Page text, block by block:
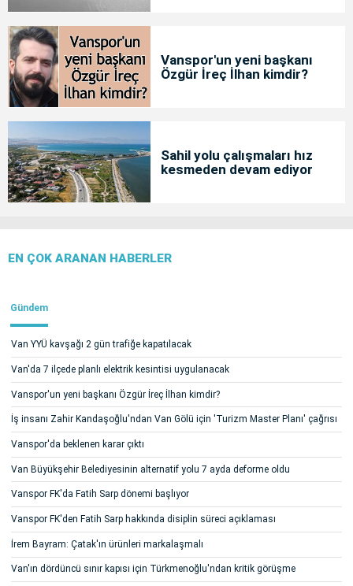
Vanspor'un yeni başkanı
Özgür İreç İlhan kimdir?
Sahil yolu çalışmaları hız
kesmeden devam ediyor
EN ÇOK ARANAN HABERLER
Gündem
Van YYÜ kavşağı 2 gün trafiğe kapatılacak
Van'da 7 ilçede planlı elektrik kesintisi uygulanacak
Vanspor'un yeni başkanı Özgür İreç İlhan kimdir?
İş insanı Zahir Kandaşoğlu'ndan Van Gölü için 'Turizm Master Planı' çağrısı
Vanspor'da beklenen karar çıktı
Van Büyükşehir Belediyesinin alternatif yolu 7 ayda deforme oldu
Vanspor FK'da Fatih Sarp dönemi başlıyor
Vanspor FK'den Fatih Sarp hakkında disiplin süreci açıklaması
İrem Bayram: Çatak'ın ürünleri markalaşmalı
Van'ın dördüncü sınır kapısı için Türkmenoğlu'ndan kritik görüşme